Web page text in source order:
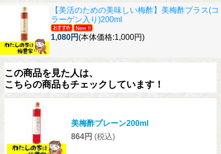
【美活のための美味しい梅酢】 美梅酢プラス(コ
ラーゲン入り)200ml
1,080円 (本体価格:1,000円)
この商品を見た人は、
こちらの商品もチェックしています！
美梅酢プレーン200ml
864円 (税込)